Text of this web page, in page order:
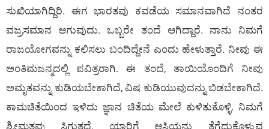
ಸುಖಿಯಾಗಿದ್ದಿರಿ. ಈಗ ಭಾರತವು ಕವಡೆಯ ಸಮಾನವಾಗಿದೆ ನಂತರ
ವಜ್ರಸಮಾನ ಆಗುವುದು. ಒಬ್ಬರೇ ತಂದೆ ಆಗಿದ್ದಾರೆ. ನಾನು ನಿಮಗೆ
ರಾಜಯೋಗವನ್ನು ಕಲಿಸಲು ಬಂದಿದ್ದೇನೆ ಎಂದು ಹೇಳುತ್ತಾರೆ. ನೀವು ಈ
ಅಂತಿಮಜನ್ಮದಲ್ಲಿ ಪವಿತ್ರರಾಗಿ. ಈ ತಂದೆ, ತಾಯಿಯೊಂದಿಗೆ ನೀವು
ಅಮೃತವನ್ನು ಕುಡಿಯಬೇಕಾಗಿದೆ, ವಿಷ ಕುಡಿಯುವುದನ್ನು ಬಿಡಬೇಕಾಗಿದೆ.
ಕಾಮಚಿತೆಯಿಂದ ಇಳಿದು ಜ್ಞಾನ ಚಿತೆಯ ಮೇಲೆ ಕುಳಿತುಕೊಳ್ಳಿ. ನಿಮಗೆ
ಶ್ರೀಮತವು ಸಿಗುತ್ತದೆ. ಯಾರಿಗೆ ಆಸ್ತಿಯನ್ನು ತೆಗೆದುಕೊಳ್ಳುವ